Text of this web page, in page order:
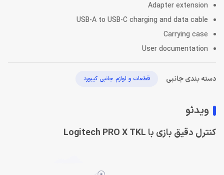
Adapter extension
USB-A to USB-C charging and data cable
Carrying case
User documentation
دسته بندی جانبی قطعات و لوازم جانبی کیبورد
ویدئو
کنترل دقیق بازی با Logitech PRO X TKL